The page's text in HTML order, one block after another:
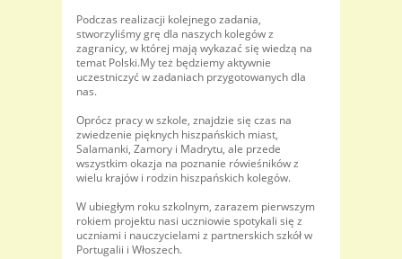
Podczas realizacji kolejnego zadania,
stworzyliśmy grę dla naszych kolegów z
zagranicy, w której mają wykazać się wiedzą na
temat Polski.My też będziemy aktywnie
uczestniczyć w zadaniach przygotowanych dla
nas.
Oprócz pracy w szkole, znajdzie się czas na
zwiedzenie pięknych hiszpańskich miast,
Salamanki, Zamory i Madrytu, ale przede
wszystkim okazja na poznanie rówieśników z
wielu krajów i rodzin hiszpańskich kolegów.
W ubiegłym roku szkolnym, zarazem pierwszym
rokiem projektu nasi uczniowie spotykali się z
uczniami i nauczycielami z partnerskich szkół w
Portugalii i Włoszech.